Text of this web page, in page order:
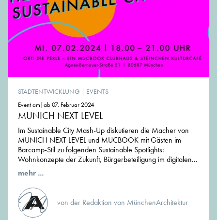
STADTENTWICKLUNG | EVENTS
Event am|ab 07. Februar 2024
MUNICH NEXT LEVEL
Im Sustainable City Mash-Up diskutieren die Macher von
MUNICH NEXT LEVEL und MUCBOOK mit Gästen im
Barcamp-Stil zu folgenden Sustainable Spotlights:
Wohnkonzepte der Zukunft, Bürgerbeteiligung im digitalen...
mehr ...
von der Redaktion von MünchenArchitektur